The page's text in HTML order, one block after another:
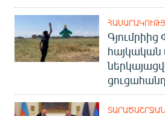
Գյումրիից
հայկական
ՏԱՐԱԾԱՇՐՋԱՆ